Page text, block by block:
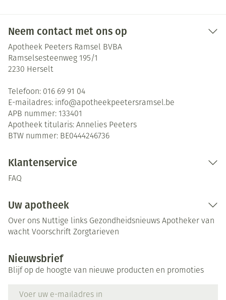
Neem contact met ons op
Apotheek Peeters Ramsel BVBA
Ramselsesteenweg 195/1
2230 Herselt
Telefoon: 016 69 91 04
E-mailadres: info@apotheekpeetersramsel.be
APB nummer: 133401
Apotheek titularis: Annelies Peeters
BTW nummer: BE0444246736
Klantenservice
FAQ
Uw apotheek
Over ons Nuttige links Gezondheidsnieuws Apotheker van
wacht Voorschrift Zorgtarieven
Nieuwsbrief
Blijf op de hoogte van nieuwe producten en promoties